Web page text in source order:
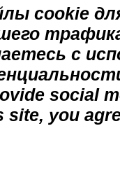
cookie
с
social
you